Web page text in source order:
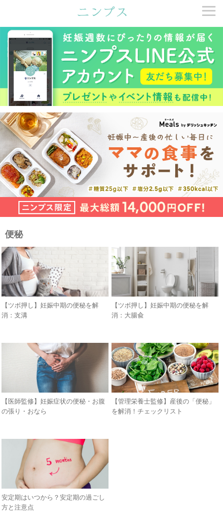
便秘
【ツボ押し】妊娠中期の便秘を解
消：支溝
【ツボ押し】妊娠中期の便秘を解
消：大腸兪
【医師監修】妊娠症状の便秘・お腹
の張り・おなら
【管理栄養士監修】産後の「便秘」
を解消！チェックリスト
安定期はいつから？安定期の過ごし
方と注意点